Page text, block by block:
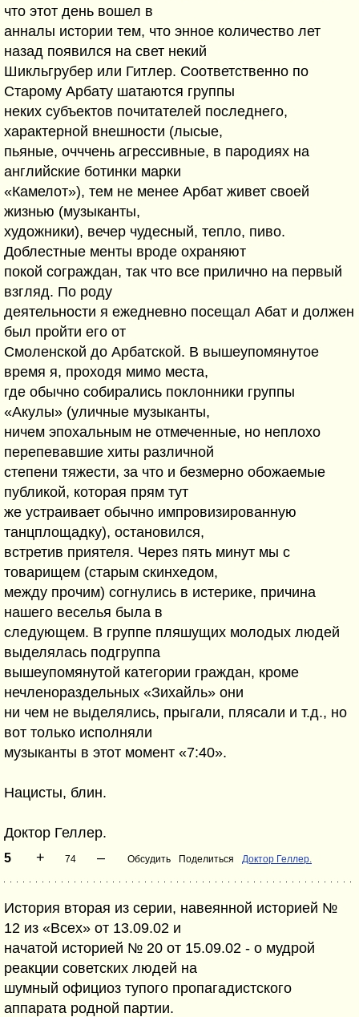
что этот день вошел в
анналы истории тем, что энное количество лет
назад появился на свет некий
Шикльгрубер или Гитлер. Соответственно по
Старому Арбату шатаются группы
неких субъектов почитателей последнего,
характерной внешности (лысые,
пьяные, очччень агрессивные, в пародиях на
английские ботинки марки
«Камелот»), тем не менее Арбат живет своей
жизнью (музыканты,
художники), вечер чудесный, тепло, пиво.
Доблестные менты вроде охраняют
покой сограждан, так что все прилично на первый
взгляд. По роду
деятельности я ежедневно посещал Абат и должен
был пройти его от
Смоленской до Арбатской. В вышеупомянутое
время я, проходя мимо места,
где обычно собирались поклонники группы
«Акулы» (уличные музыканты,
ничем эпохальным не отмеченные, но неплохо
перепевавшие хиты различной
степени тяжести, за что и безмерно обожаемые
публикой, которая прям тут
же устраивает обычно импровизированную
танцплощадку), остановился,
встретив приятеля. Через пять минут мы с
товарищем (старым скинхедом,
между прочим) согнулись в истерике, причина
нашего веселья была в
следующем. В группе пляшущих молодых людей
выделялась подгруппа
вышеупомянутой категории граждан, кроме
нечленораздельных «Зихайль» они
ни чем не выделялись, прыгали, плясали и т.д., но
вот только исполняли
музыканты в этот момент «7:40».
Нацисты, блин.
Доктор Геллер.
5 + 74 – Обсудить Поделиться Доктор Геллер.
История вторая из серии, навеянной историей №
12 из «Всех» от 13.09.02 и
начатой историей № 20 от 15.09.02 - о мудрой
реакции советских людей на
шумный официоз тупого пропагадистского
аппарата родной партии.